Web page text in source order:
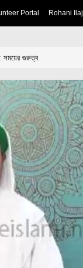
Portal Rohani Ilaj
সময়ের গুরুত্ব